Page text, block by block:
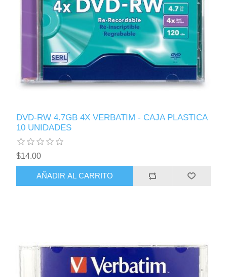
DVD-RW 4.7GB 4X VERBATIM - CAJA PLASTICA
10 UNIDADES
$14.00
AÑADIR AL CARRITO